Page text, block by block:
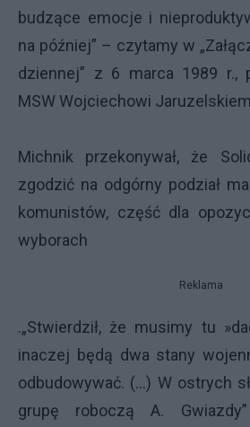
budzące emocje i
na później” – czytamy w
dziennej” z 6 marca 1989 r.,
MSW Wojciechowi
Michnik przekonywał, że
zgodzić na odgórny podział
komunistów, część dla
wyborach
Reklama
.„Stwierdził, że musimy tu
inaczej będą dwa stany
odbudowywać. (…) W ostrych
grupę roboczą A.